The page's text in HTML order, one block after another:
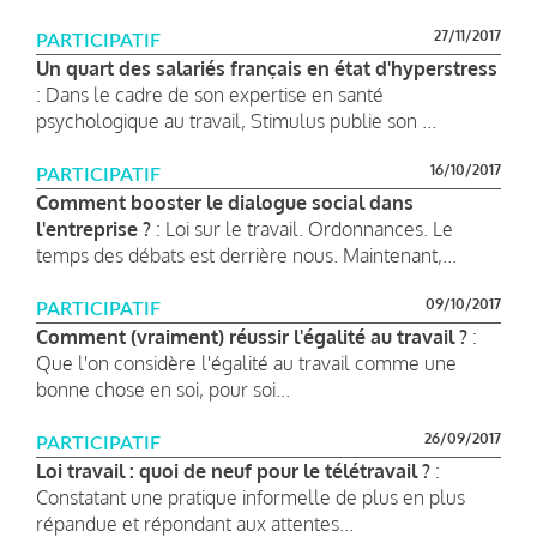
PARTICIPATIF 27/11/2017
Un quart des salariés français en état d'hyperstress
: Dans le cadre de son expertise en santé
psychologique au travail, Stimulus publie son ...
PARTICIPATIF 16/10/2017
Comment booster le dialogue social dans
l'entreprise ? : Loi sur le travail. Ordonnances. Le
temps des débats est derrière nous. Maintenant,...
PARTICIPATIF 09/10/2017
Comment (vraiment) réussir l'égalité au travail ? :
Que l'on considère l'égalité au travail comme une
bonne chose en soi, pour soi...
PARTICIPATIF 26/09/2017
Loi travail : quoi de neuf pour le télétravail ? :
Constatant une pratique informelle de plus en plus
répandue et répondant aux attentes...